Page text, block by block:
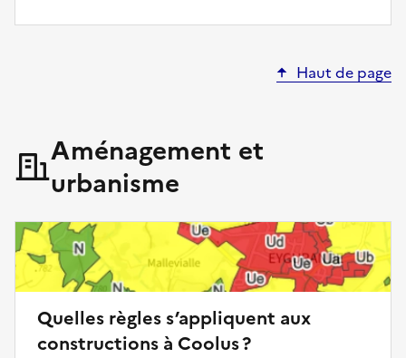
Haut de page
Aménagement et
urbanisme
Quelles règles s’appliquent aux
constructions à Coolus ?